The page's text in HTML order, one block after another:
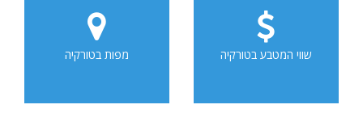
שווי המטבע בטורקיה מפות בטורקיה